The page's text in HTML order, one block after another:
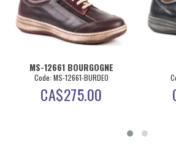
MS-12661 BOURGOGNE
Code: MS-12661-BURDEO
CA$275.00